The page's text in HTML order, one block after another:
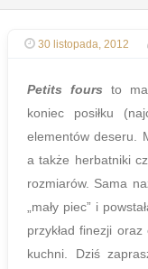
30 listopada, 2012
Petits fours to
koniec posiłku
elementów deseru.
a także herbatniki
rozmiarów. Sama
„mały piec” i
przykład finezji
kuchni. Dziś